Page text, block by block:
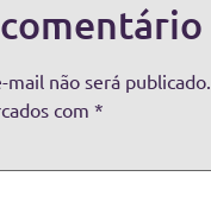
mail não será publicado.
com *